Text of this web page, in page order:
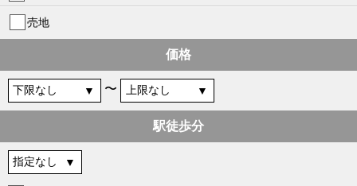
売地
価格
〜
駅徒歩分